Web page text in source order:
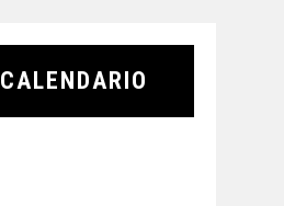
CALENDARIO